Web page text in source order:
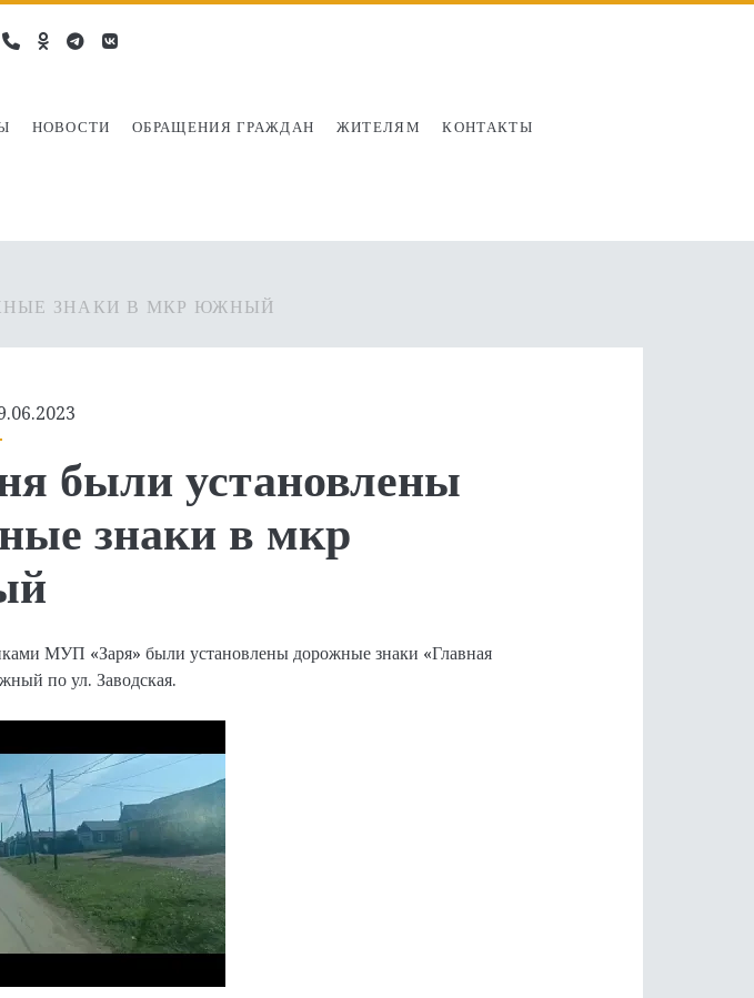
НОВОСТИ ОБРАЩЕНИЯ ГРАЖДАН ЖИТЕЛЯМ КОНТАКТЫ
phone
ok- telegram
vk
ЗНАКИ В МКР ЮЖНЫЙ
были установлены
знаки в мкр
МУП «Заря» были установлены дорожные знаки «Главная
по ул. Заводская.